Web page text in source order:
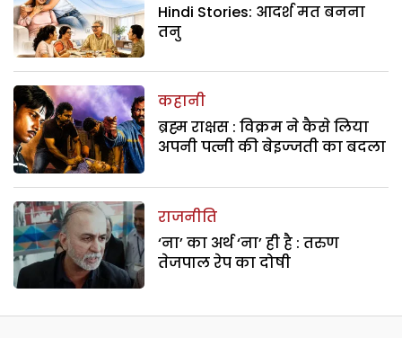
Hindi Stories: आदर्श मत बनना
तनु
कहानी
ब्रह्म राक्षस : विक्रम ने कैसे लिया
अपनी पत्नी की बेइज्जती का बदला
राजनीति
‘ना’ का अर्थ ‘ना’ ही है : तरुण
तेजपाल रेप का दोषी